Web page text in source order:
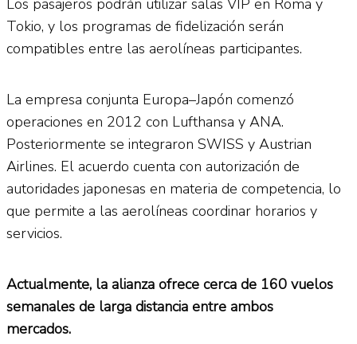
Tokio, y los programas de fidelización serán
compatibles entre las aerolíneas participantes.
La empresa conjunta Europa–Japón comenzó
operaciones en 2012 con Lufthansa y ANA.
Posteriormente se integraron SWISS y Austrian
Airlines. El acuerdo cuenta con autorización de
autoridades japonesas en materia de competencia, lo
que permite a las aerolíneas coordinar horarios y
servicios.
Actualmente, la alianza ofrece cerca de 160 vuelos
semanales de larga distancia entre ambos
mercados.